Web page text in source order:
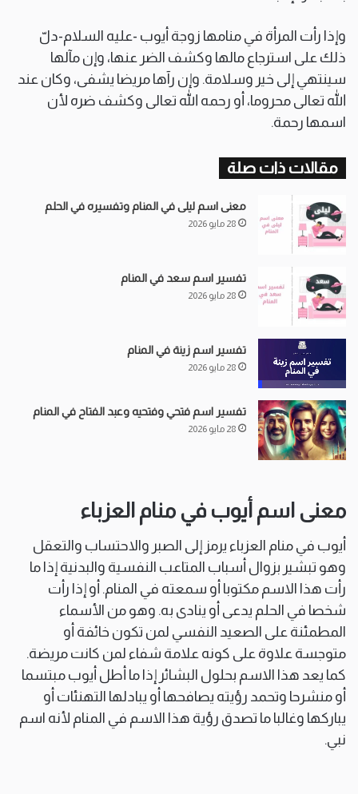
وإذا رأت المرأة في منامها زوجة أيوب -عليه السلام-دلّ
ذلك على استرجاع مالها وكشف الضر عنها، وإن مآلها
سينتهي إلى خير وسلامة. وإن رآها مريضا يشفى، وكان عند
اللّه تعالى محروما، أو رحمه اللّه تعالى وكشف ضره لأن
اسمها رحمة.
مقالات ذات صلة
معنى اسم ليلى في المنام وتفسيره في الحلم
28 مايو 2026
تفسير اسم سعد في المنام
28 مايو 2026
تفسير اسم زينة في المنام
28 مايو 2026
تفسير اسم فتحي وفتحيه وعبد الفتاح في المنام
28 مايو 2026
معنى اسم أيوب في منام العزباء
أيوب في منام العزباء يرمز إلى الصبر والاحتساب والتعقل
وهو تبشير بزوال أسباب المتاعب النفسية والبدنية إذا ما
رأت هذا الاسم مكتوبا أو سمعته في المنام. أو إذا رأت
شخصا في الحلم يدعى أو ينادى به. وهو من الأسماء
المطمئنة على الصعيد النفسي لمن تكون خائفة أو
متوجسة علاوة على كونه علامة شفاء لمن كانت مريضة.
كما يعد هذا الاسم بحلول البشائر إذا ما أطل أيوب مبتسما
أو منشرحا وتحمد رؤيته يصافحها أو يبادلها التهنئات أو
يباركها وغالبا ما تصدق رؤية هذا الاسم في المنام لأنه اسم
نبي.